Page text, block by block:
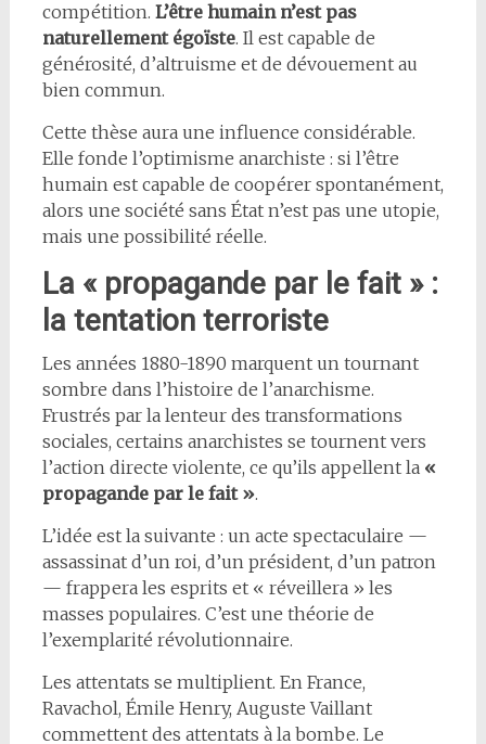
compétition. L’être humain n’est pas
naturellement égoïste. Il est capable de
générosité, d’altruisme et de dévouement au
bien commun.
Cette thèse aura une influence considérable.
Elle fonde l’optimisme anarchiste : si l’être
humain est capable de coopérer spontanément,
alors une société sans État n’est pas une utopie,
mais une possibilité réelle.
La « propagande par le fait » :
la tentation terroriste
Les années 1880-1890 marquent un tournant
sombre dans l’histoire de l’anarchisme.
Frustrés par la lenteur des transformations
sociales, certains anarchistes se tournent vers
l’action directe violente, ce qu’ils appellent la «
propagande par le fait ».
L’idée est la suivante : un acte spectaculaire —
assassinat d’un roi, d’un président, d’un patron
— frappera les esprits et « réveillera » les
masses populaires. C’est une théorie de
l’exemplarité révolutionnaire.
Les attentats se multiplient. En France,
Ravachol, Émile Henry, Auguste Vaillant
commettent des attentats à la bombe. Le